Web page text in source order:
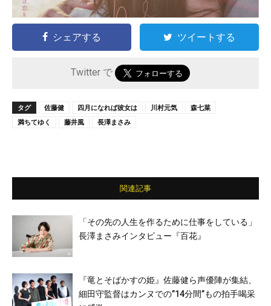
シェアする ツイートする
Twitter で
タグ 佐藤健 四月になれば彼女は 川村元気
森七菜
満ちてゆく
藤井風 長澤まさみ
関連記事
「その先の人生を作るために仕事をしている」
長澤まさみインタビュー『百花』
『竜とそばかすの姫』佐藤健ら声優陣が集結、
細田守監督はカンヌでの”14分間”もの拍手喝采